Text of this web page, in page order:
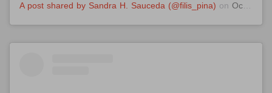
A post shared by Sandra H. Sauceda (@filis_pina) on Oct 3, 2020 at 11:48am PDT